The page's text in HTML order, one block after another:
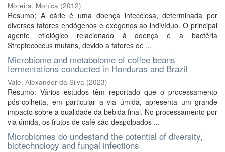
Moreira, Monica (2012)
Resumo; A cárie é uma doença infecciosa, determinada por
diversos fatores endógenos e exógenos ao indivíduo. O principal
agente etiológico relacionado à doença é a bactéria
Streptococcus mutans, devido a fatores de ...
Microbiome and metabolome of coffee beans
fermentations conducted in Honduras and Brazil
Vale, Alexander da Silva (2023)
Resumo: Vários estudos têm reportado que o processamento
pós-colheita, em particular a via úmida, apresenta um grande
impacto sobre a qualidade da bebida final. No processamento por
via úmida, os frutos de café são despolpados ...
Microbiomes do undestand the potential of diversity,
biotechnology and fungal infections